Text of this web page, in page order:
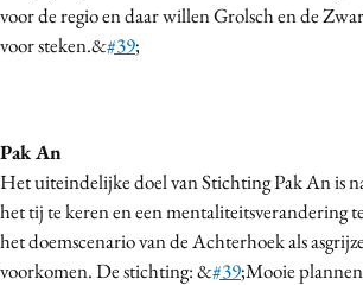
Digital transformation
Diversiteit
Influencer marketing
Interne communicatie
Martech
Media
voor de regio en daar willen Grolsch en de
voor steken.&#39;
Pak An
Het uiteindelijke doel van Stichting Pak An is
het tij te keren en een mentaliteitsverandering
het doemscenario van de Achterhoek als
voorkomen. De stichting: &#39;Mooie